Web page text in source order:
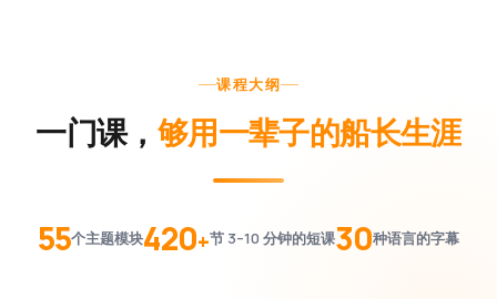
课程大纲
一门课， 够用一辈子的船长生涯
55个主题模块420+节 3–10 分钟的短课30种语言的字幕